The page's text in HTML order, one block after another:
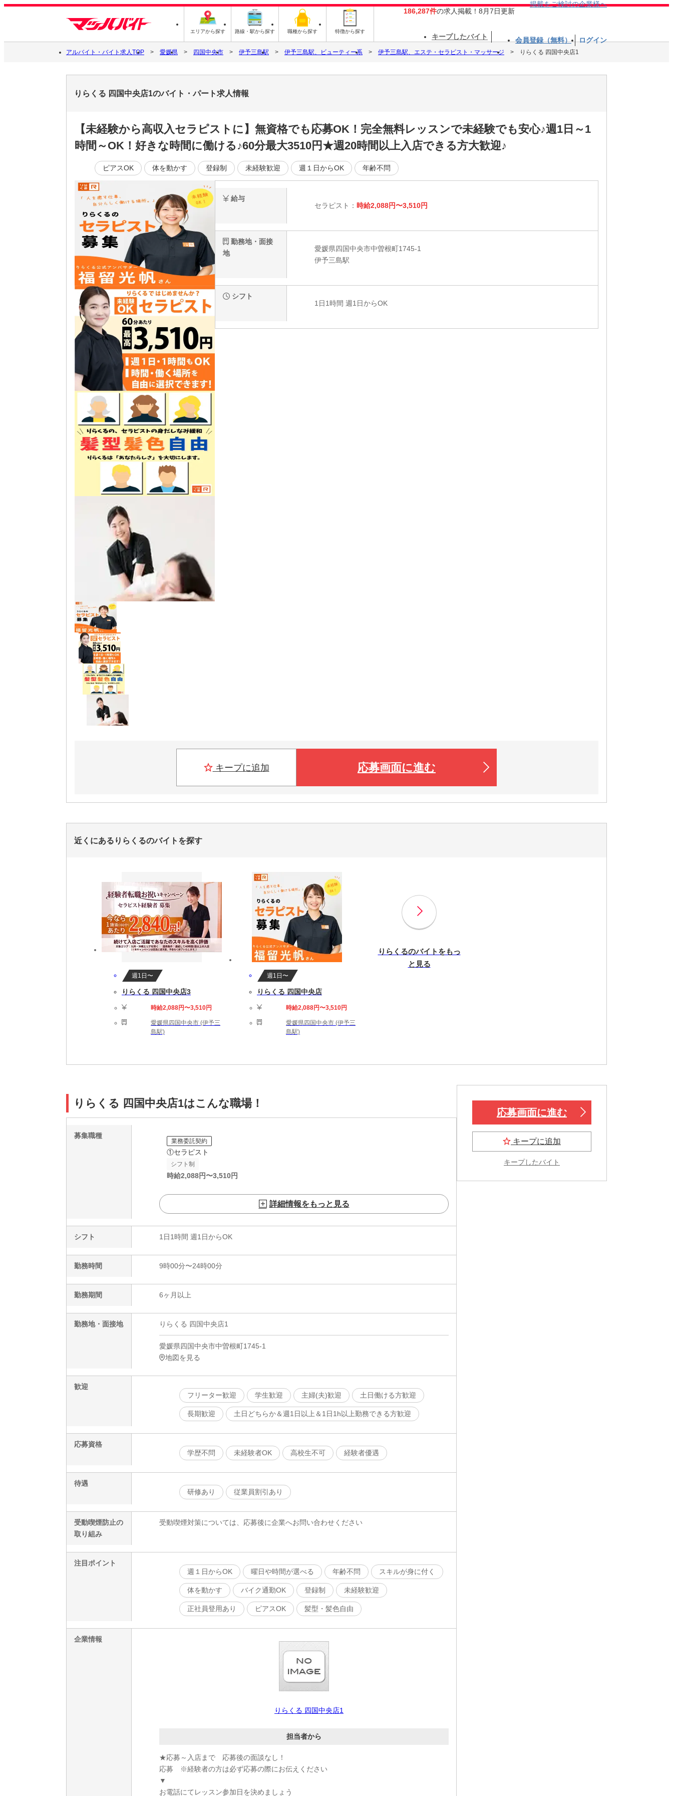
エリアから探す 路線・駅から探す 職種から探す 特徴から探す
186,287件の求人掲載！8月7日更新
掲載をご検討の企業様へ
キープしたバイト 会員登録（無料） ログイン
アルバイト・バイト求人TOP 愛媛県 四国中央市 伊予三島駅 伊予三島駅、ビューティー系 伊予三島駅、エステ・セラピスト・マッサージ りらくる 四国中央店1
りらくる 四国中央店1のバイト・パート求人情報
【未経験から高収入セラピストに】無資格でも応募OK！完全無料レッスンで未経験でも安心♪週1日～1
時間～OK！好きな時間に働ける♪60分最大3510円★週20時間以上入店できる方大歓迎♪
ピアスOK 体を動かす 登録制 未経験歓迎 週１日からOK 年齢不問
給与
セラピスト： 時給2,088円〜3,510円
勤務地・面接
地
愛媛県四国中央市中曽根町1745-1
伊予三島駅
シフト
1日1時間 週1日からOK
キープに追加 応募画面に進む
近くにあるりらくるのバイトを探す
週1日〜
りらくる 四国中央店3
時給2,088円〜3,510円
愛媛県四国中央市 (伊予三
島駅)
週1日〜
りらくる 四国中央店
時給2,088円〜3,510円
愛媛県四国中央市 (伊予三
島駅)
りらくるのバイトをもっ
と見る
りらくる 四国中央店1はこんな職場！
募集職種
業務委託契約
①セラピスト
シフト制
時給2,088円〜3,510円
詳細情報をもっと見る
シフト 1日1時間 週1日からOK
勤務時間 9時00分〜24時00分
勤務期間 6ヶ月以上
勤務地・面接地 りらくる 四国中央店1
愛媛県四国中央市中曽根町1745-1
地図を見る
歓迎
フリーター歓迎
学生歓迎 主婦(夫)歓迎 土日働ける方歓迎
長期歓迎 土日どちらか＆週1日以上＆1日1h以上勤務できる方歓迎
応募資格
学歴不問
未経験者OK 高校生不可 経験者優遇
待遇
研修あり
従業員割引あり
受動喫煙防止の
取り組み
受動喫煙対策については、応募後に企業へお問い合わせください
注目ポイント
週１日からOK
曜日や時間が選べる 年齢不問 スキルが身に付く
体を動かす バイク通勤OK 登録制 未経験歓迎
正社員登用あり ピアスOK 髪型・髪色自由
企業情報
りらくる 四国中央店1
担当者から
★応募～入店まで 応募後の面談なし！
応募 ※経験者の方は必ず応募の際にお伝えください
▼
お電話にてレッスン参加日を決めましょう
応募画面に進む
キープに追加
キープしたバイト